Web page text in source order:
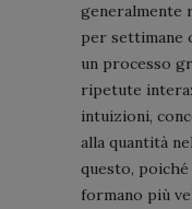
generalmente
per settimane
un processo
ripetute
intuizioni,
alla quantità
questo,
formano più